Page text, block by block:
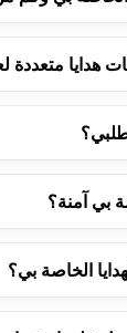
هدايا متعددة
بي آمنة؟
الخاصة بي؟